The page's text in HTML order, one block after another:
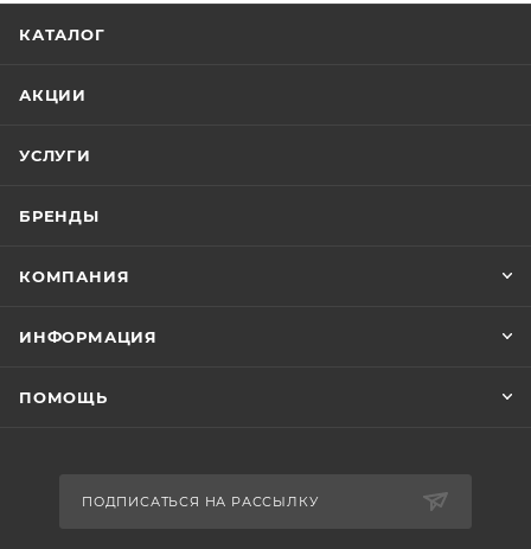
КАТАЛОГ
АКЦИИ
УСЛУГИ
БРЕНДЫ
КОМПАНИЯ
ИНФОРМАЦИЯ
ПОМОЩЬ
ПОДПИСАТЬСЯ НА РАССЫЛКУ